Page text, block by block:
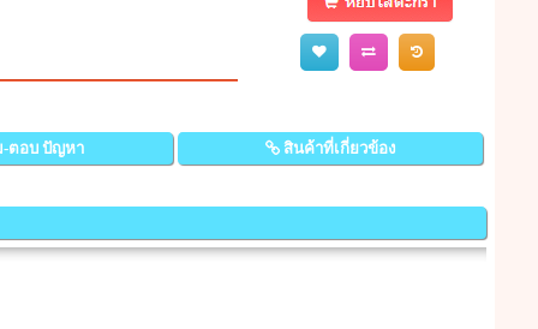
-ตอบ ปัญหา สินค้าที่เกี่ยวข้อง